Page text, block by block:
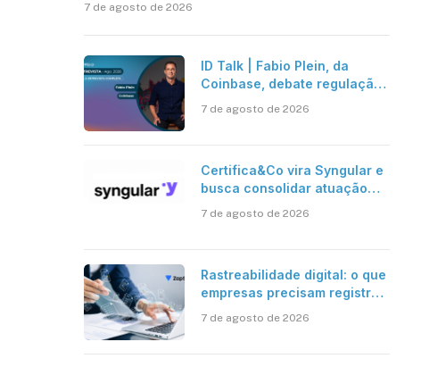
7 de agosto de 2026
ID Talk | Fabio Plein, da
Coinbase, debate regulação,
7 de agosto de 2026
Certifica&Co vira Syngular e
busca consolidar atuação
7 de agosto de 2026
Rastreabilidade digital: o que
empresas precisam registrar
7 de agosto de 2026